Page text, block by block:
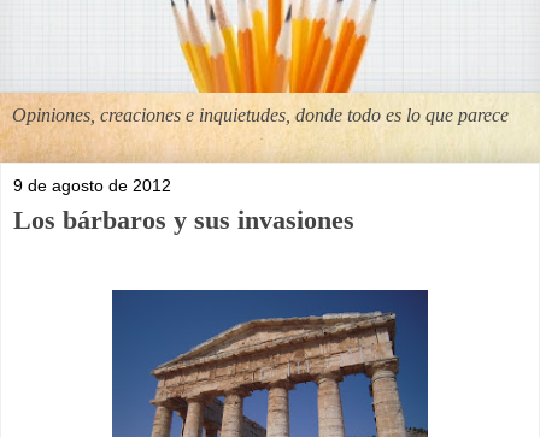
Opiniones, creaciones e inquietudes, donde todo es lo que parece
9 de agosto de 2012
Los bárbaros y sus invasiones